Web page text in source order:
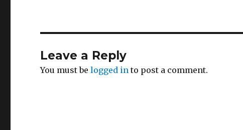
Leave a Reply
You must belogged in to post a comment.